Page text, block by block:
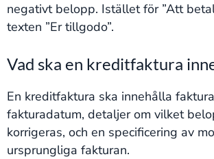
negativt belopp. Istället för ”Att
texten ”Er tillgodo”​​.
Vad ska en kreditfaktura
En kreditfaktura ska innehålla
fakturadatum, detaljer om vilket
korrigeras, och en specificering av
ursprungliga fakturan​​.